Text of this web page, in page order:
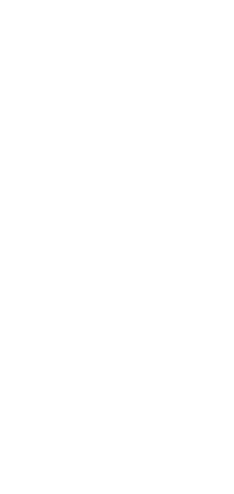
paesi si prega di
la selezione del
(e Liechtenstein).
A causa di Brexit, le
Unito sono
questo motivo,
effettuare consegne